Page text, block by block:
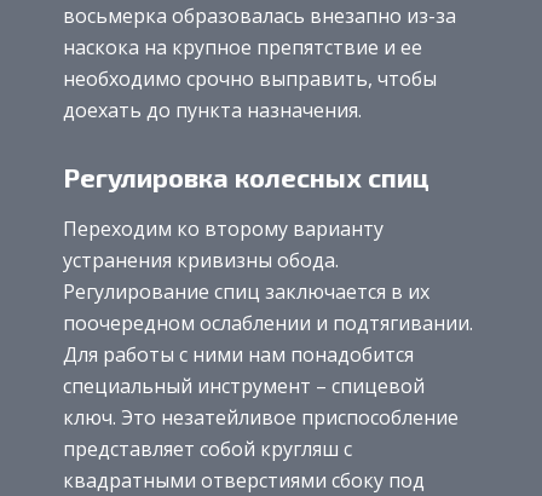
восьмерка образовалась внезапно из-за
наскока на крупное препятствие и ее
необходимо срочно выправить, чтобы
доехать до пункта назначения.
Регулировка колесных спиц
Переходим ко второму варианту
устранения кривизны обода.
Регулирование спиц заключается в их
поочередном ослаблении и подтягивании.
Для работы с ними нам понадобится
специальный инструмент – спицевой
ключ. Это незатейливое приспособление
представляет собой кругляш с
квадратными отверстиями сбоку под